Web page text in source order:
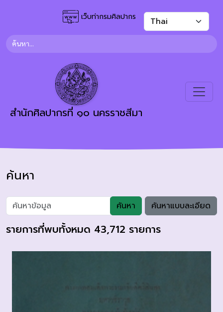
เว็บท่ากรมศิลปากร
สำนักศิลปากรที่ ๑๐ นครราชสีมา
ค้นหา
ค้นหา ค้นหาแบบละเอียด
รายการที่พบทั้งหมด 43,712 รายการ